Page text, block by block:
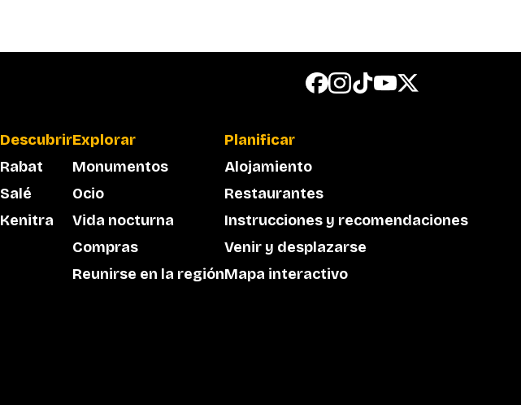
Descubrir
Rabat
Salé
Kenitra
Explorar
Monumentos
Ocio
Vida nocturna
Compras
Reunirse en la región
Planificar
Alojamiento
Restaurantes
Instrucciones y recomendaciones
Venir y desplazarse
Mapa interactivo